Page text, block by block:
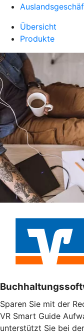
Übersicht
Produkte
Sparen Sie mit der
VR Smart Guide
unterstützt Sie bei